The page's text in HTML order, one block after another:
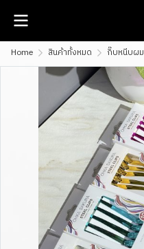
Home สินค้าทั้งหมด กิ๊บหนีบผม